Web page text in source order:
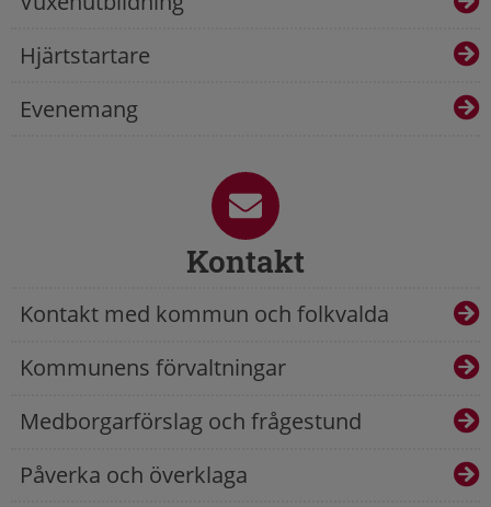
Hjärtstartare
Evenemang
Kontakt
Kontakt med kommun och folkvalda
Kommunens förvaltningar
Medborgarförslag och frågestund
Påverka och överklaga